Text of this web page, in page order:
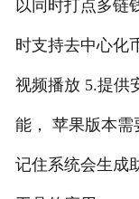
以同时打点多链
时支持去中心化
视频播放 5.提供
能， 苹果版本需
记住系统会生成